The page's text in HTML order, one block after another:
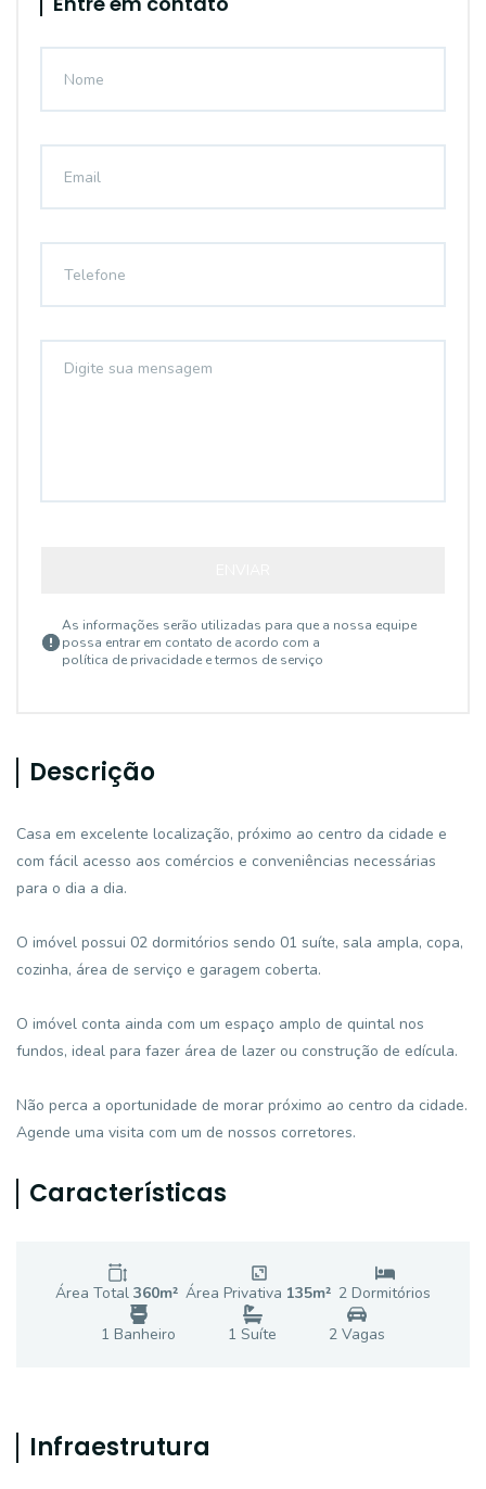
As informações serão utilizadas para que a nossa equipe
possa entrar em contato de acordo com a
política de privacidade e termos de serviço
Descrição
Casa em excelente localização, próximo ao centro da cidade e
com fácil acesso aos comércios e conveniências necessárias
para o dia a dia.
O imóvel possui 02 dormitórios sendo 01 suíte, sala ampla, copa,
cozinha, área de serviço e garagem coberta.
O imóvel conta ainda com um espaço amplo de quintal nos
fundos, ideal para fazer área de lazer ou construção de edícula.
Não perca a oportunidade de morar próximo ao centro da cidade.
Agende uma visita com um de nossos corretores.
Características
Área Total 360m² Área Privativa 135m² 2 Dormitórios
1 Banheiro 1 Suíte 2 Vagas
Infraestrutura